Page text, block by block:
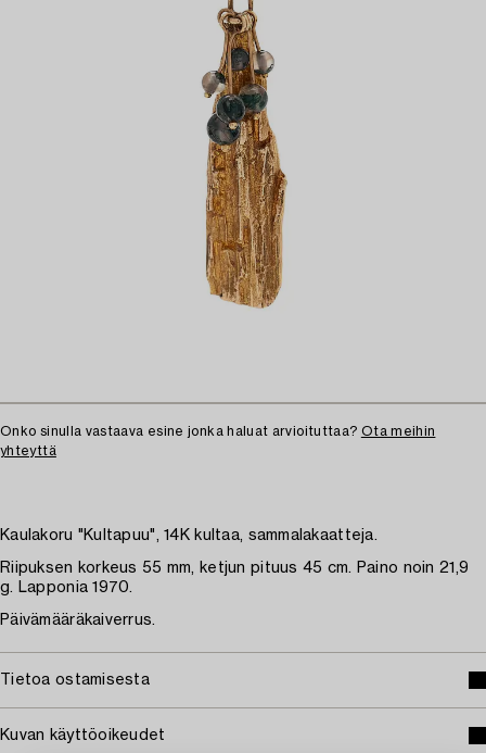
Onko sinulla vastaava esine jonka haluat arvioituttaa? Ota meihin
yhteyttä
Kaulakoru "Kultapuu", 14K kultaa, sammalakaatteja.
Riipuksen korkeus 55 mm, ketjun pituus 45 cm. Paino noin 21,9
g. Lapponia 1970.
Päivämääräkaiverrus.
Tietoa ostamisesta
Kuvan käyttöoikeudet